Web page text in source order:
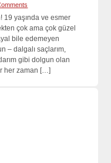
19 yaşında ve esmer
çok ama çok güzel
bile edemeyen
– dalgalı saçlarım,
gibi dolgun olan
her zaman […]